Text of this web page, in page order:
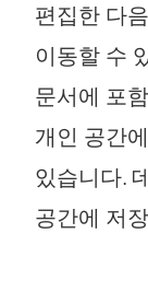
편집한 다
이동할 수
문서에 포
개인 공간
있습니다.
공간에 저